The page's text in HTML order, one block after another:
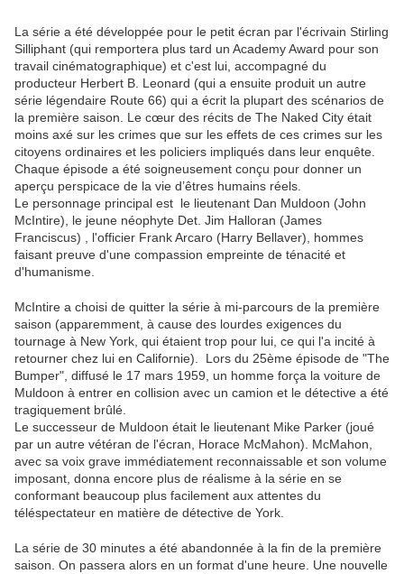
La série a été développée pour le petit écran par l'écrivain Stirling
Silliphant (qui remportera plus tard un Academy Award pour son
travail cinématographique) et c'est lui, accompagné du
producteur Herbert B. Leonard (qui a ensuite produit un autre
série légendaire Route 66) qui a écrit la plupart des scénarios de
la première saison. Le cœur des récits de The Naked City était
moins axé sur les crimes que sur les effets de ces crimes sur les
citoyens ordinaires et les policiers impliqués dans leur enquête.
Chaque épisode a été soigneusement conçu pour donner un
aperçu perspicace de la vie d’êtres humains réels.
Le personnage principal est le lieutenant Dan Muldoon (John
McIntire), le jeune néophyte Det. Jim Halloran (James
Franciscus) , l'officier Frank Arcaro (Harry Bellaver), hommes
faisant preuve d'une compassion empreinte de ténacité et
d'humanisme.
McIntire a choisi de quitter la série à mi-parcours de la première
saison (apparemment, à cause des lourdes exigences du
tournage à New York, qui étaient trop pour lui, ce qui l'a incité à
retourner chez lui en Californie). Lors du 25ème épisode de "The
Bumper", diffusé le 17 mars 1959, un homme força la voiture de
Muldoon à entrer en collision avec un camion et le détective a été
tragiquement brûlé.
Le successeur de Muldoon était le lieutenant Mike Parker (joué
par un autre vétéran de l'écran, Horace McMahon). McMahon,
avec sa voix grave immédiatement reconnaissable et son volume
imposant, donna encore plus de réalisme à la série en se
conformant beaucoup plus facilement aux attentes du
téléspectateur en matière de détective de York.
La série de 30 minutes a été abandonnée à la fin de la première
saison. On passera alors en un format d'une heure. Une nouvelle